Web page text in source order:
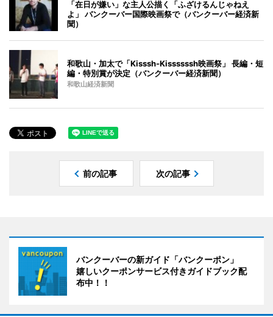
「在日が嫌い」な主人公描く「ふざけるんじゃねえ
よ」 バンクーバー国際映画祭で（バンクーバー経済新
聞）
和歌山・加太で「Kisssh-Kissssssh映画祭」 長編・短
編・特別賞が決定（バンクーバー経済新聞）
和歌山経済新聞
前の記事 次の記事
バンクーバーの新ガイド「バンクーポン」
嬉しいクーポンサービス付きガイドブック配
布中！！